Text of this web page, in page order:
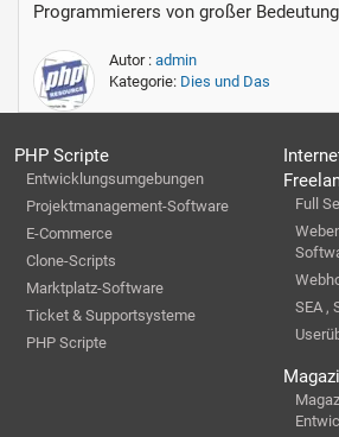
Programmierers von großer
Autor : admin
Kategorie: Dies und Das
PHP Scripte
Entwicklungsumgebungen
Projektmanagement-Software
E-Commerce
Clone-Scripts
Marktplatz-Software
Ticket & Supportsysteme
PHP Scripte
Full
SEA ,